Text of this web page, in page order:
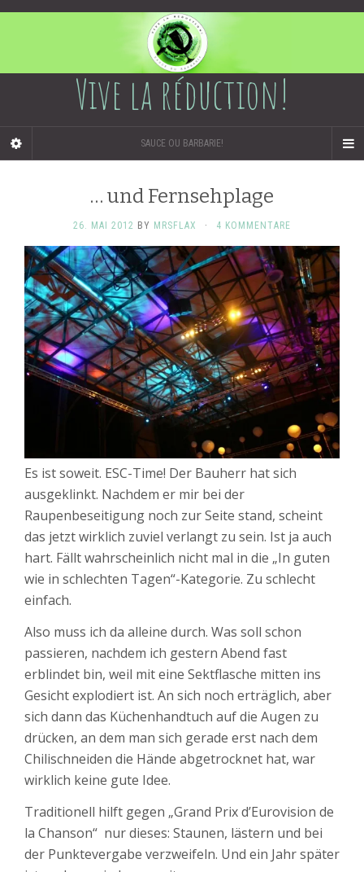
Vive la réduction!
SAUCE OU BARBARIE!
… und Fernsehplage
26. MAI 2012 BY MRSFLAX · 4 KOMMENTARE
Es ist soweit. ESC-Time! Der Bauherr hat sich
ausgeklinkt. Nachdem er mir bei der
Raupenbeseitigung noch zur Seite stand, scheint
das jetzt wirklich zuviel verlangt zu sein. Ist ja auch
hart. Fällt wahrscheinlich nicht mal in die „In guten
wie in schlechten Tagen“-Kategorie. Zu schlecht
einfach.
Also muss ich da alleine durch. Was soll schon
passieren, nachdem ich gestern Abend fast
erblindet bin, weil mit eine Sektflasche mitten ins
Gesicht explodiert ist. An sich noch erträglich, aber
sich dann das Küchenhandtuch auf die Augen zu
drücken, an dem man sich gerade erst nach dem
Chilischneiden die Hände abgetrocknet hat, war
wirklich keine gute Idee.
Traditionell hilft gegen „Grand Prix d’Eurovision de
la Chanson“ nur dieses: Staunen, lästern und bei
der Punktevergabe verzweifeln. Und ein Jahr später